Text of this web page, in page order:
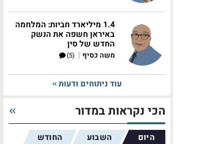
1.4 מיליארד חביות: המלחמה
באיראן חשפה את הנשק
החדש של סין
משה כסיף |
(5)
עוד ניתוחים ודעות
הכי נקראות במדור
היום השבוע החודש